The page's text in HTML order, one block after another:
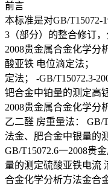
前言
本标准是对GB/T15072-
3（部分）的整合修订
2008贵金属合金化学分
酸亚铁 电位滴定法；
定法； -GB/T15072.3-
钯合金中铂量的测定高
2008贵金属合金化学分
乙二醛 房重量法： GB/
法金、肥合金中银量的
GB/T15072.6一2008贵
量的测定硫酸亚铁电流
合金化学分析方法金合